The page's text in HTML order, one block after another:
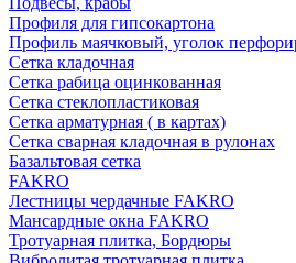
Профиля для гипсокартона
Профиль маячковый, уголок
Сетка кладочная
Сетка рабица оцинкованная
Сетка стеклопластиковая
Сетка арматурная ( в картах)
Сетка сварная кладочная в рулонах
Базальтовая сетка
FAKRO
Лестницы чердачные FAKRO
Мансардные окна FAKRO
Тротуарная плитка, Бордюры